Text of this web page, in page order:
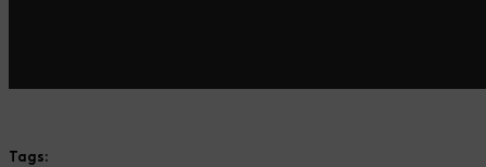
Tags: